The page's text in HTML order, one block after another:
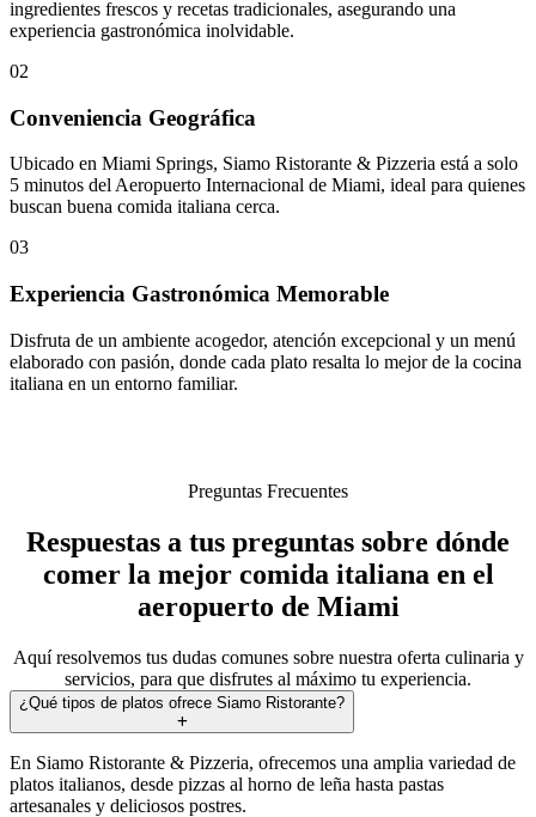
ingredientes frescos y recetas tradicionales, asegurando una
experiencia gastronómica inolvidable.
02
Conveniencia Geográfica
Ubicado en Miami Springs, Siamo Ristorante & Pizzeria está a solo
5 minutos del Aeropuerto Internacional de Miami, ideal para quienes
buscan buena comida italiana cerca.
03
Experiencia Gastronómica Memorable
Disfruta de un ambiente acogedor, atención excepcional y un menú
elaborado con pasión, donde cada plato resalta lo mejor de la cocina
italiana en un entorno familiar.
Preguntas Frecuentes
Respuestas a tus preguntas sobre dónde
comer la mejor comida italiana en el
aeropuerto de Miami
Aquí resolvemos tus dudas comunes sobre nuestra oferta culinaria y
servicios, para que disfrutes al máximo tu experiencia.
¿Qué tipos de platos ofrece Siamo Ristorante?
En Siamo Ristorante & Pizzeria, ofrecemos una amplia variedad de
platos italianos, desde pizzas al horno de leña hasta pastas
artesanales y deliciosos postres.